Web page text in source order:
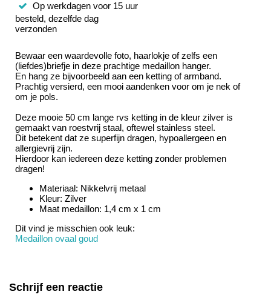
Op werkdagen voor 15 uur
besteld, dezelfde dag
verzonden
Bewaar een waardevolle foto, haarlokje of zelfs een
(liefdes)briefje in deze prachtige medaillon hanger.
En hang ze bijvoorbeeld aan een ketting of armband.
Prachtig versierd, een mooi aandenken voor om je nek of
om je pols.
Deze mooie 50 cm lange rvs ketting in de kleur zilver is
gemaakt van roestvrij staal, oftewel stainless steel.
Dit betekent dat ze superfijn dragen, hypoallergeen en
allergievrij zijn.
Hierdoor kan iedereen deze ketting zonder problemen
dragen!
Materiaal: Nikkelvrij metaal
Kleur: Zilver
Maat medaillon: 1,4 cm x 1 cm
Dit vind je misschien ook leuk:
Medaillon ovaal goud
Schrijf een reactie